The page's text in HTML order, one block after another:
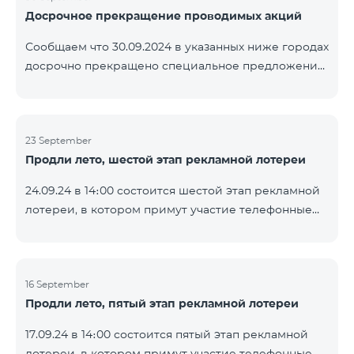
помощью генератора случайных чисел. Следите за
YouTube. Подробнее:
https://www.telecomarmenia.am/ru/B2S
Досрочное прекращение проводимых акций
Сообщаем что 30.09.2024 в указанных ниже городах
досрочно прекращено специальное предложение,
9900. Вайк Чаренцаван Ванадзор
23 September
Продли лето, шестой этап рекламной лотереи
24.09.24 в 14։00 состоится шестой этап рекламной
лотереи, в котором примут участие телефонные
Выигравшие номера телефонов будут выбраны с
помощью генератора случайных чисел. Следите за
YouTube. Подробнее:
16 September
Продли лето, пятый этап рекламной лотереи
17.09.24 в 14։00 состоится пятый этап рекламной